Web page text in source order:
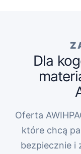
Dla
Oferta
które chcą
bezpiecznie i